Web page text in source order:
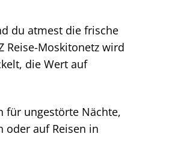
du atmest die frische
Reise-Moskitonetz wird
die Wert auf
für ungestörte Nächte,
oder auf Reisen in